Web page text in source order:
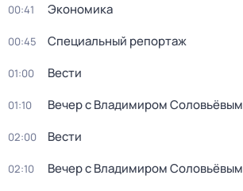
00:41 Экономика
00:45 Специальный репортаж
01:00 Вести
01:10 Вечер с Владимиром Соловьёвым
02:00 Вести
02:10 Вечер с Владимиром Соловьёвым